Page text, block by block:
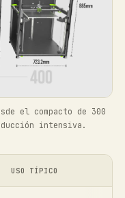
el compacto de 300
intensiva.
USO TÍPICO